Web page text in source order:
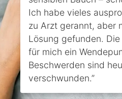
Ich habe vieles
zu Arzt gerannt, aber
Lösung gefunden.
für mich ein
Beschwerden sind
verschwunden.”
‹